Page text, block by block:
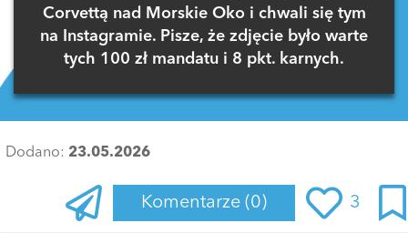
Corvettą nad Morskie Oko i chwali się tym
na Instagramie. Pisze, że zdjęcie było warte
tych 100 zł mandatu i 8 pkt. karnych.
Dodano: 23.05.2026
Komentarze (0) 3